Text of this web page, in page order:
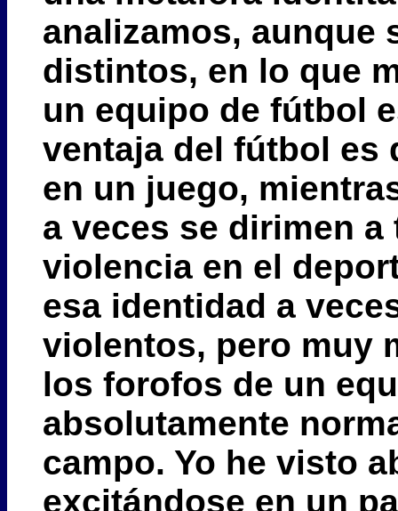
analizamos, aunque
distintos, en lo que
un equipo de fútbol
ventaja del fútbol es
en un juego,
a veces se dirimen
violencia en el
esa identidad a
violentos, pero muy
los forofos de un
absolutamente
campo. Yo he visto
excitándose en un